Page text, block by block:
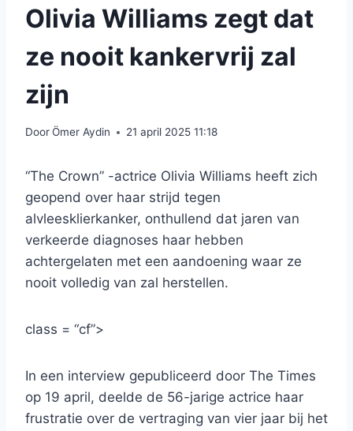
Olivia Williams zegt dat
ze nooit kankervrij zal
zijn
DoorÖmer Aydin 21 april 2025 11:18
“The Crown” -actrice Olivia Williams heeft zich
geopend over haar strijd tegen
alvleesklierkanker, onthullend dat jaren van
verkeerde diagnoses haar hebben
achtergelaten met een aandoening waar ze
nooit volledig van zal herstellen.
class = “cf”>
In een interview gepubliceerd door The Times
op 19 april, deelde de 56-jarige actrice haar
frustratie over de vertraging van vier jaar bij het